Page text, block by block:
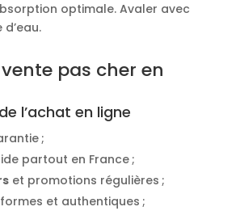
optimale. Avaler avec
pas cher en
l’achat en ligne
;
partout en France ;
et promotions régulières ;
et authentiques ;